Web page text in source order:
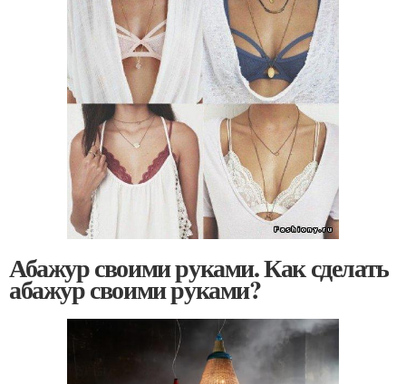
Абажур своими руками. Как сделать
абажур своими руками?